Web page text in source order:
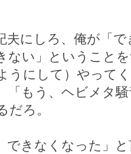
夫にしろ、俺が「で
ない」ということを
うにして）やってく
もう、ヘビメタ騒
ろ。
できなくなった」と